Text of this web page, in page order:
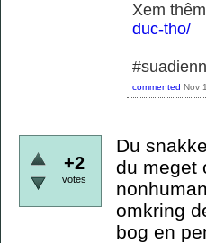
Xem
duc-tho/
commented Nov
+2
votes
Du
du meget
omkring
bog en